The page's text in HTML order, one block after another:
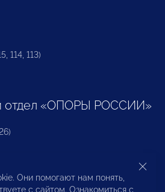
114, 113)
отдел «ОПОРЫ РОССИИ»
предпринимателей и
Они помогают нам понять,
с сайтом. Ознакомиться с